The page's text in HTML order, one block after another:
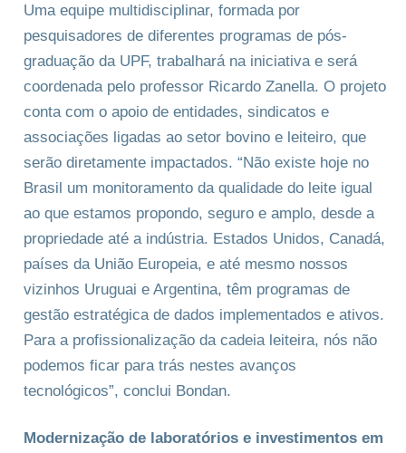
Uma equipe multidisciplinar, formada por
pesquisadores de diferentes programas de pós-
graduação da UPF, trabalhará na iniciativa e será
coordenada pelo professor Ricardo Zanella. O projeto
conta com o apoio de entidades, sindicatos e
associações ligadas ao setor bovino e leiteiro, que
serão diretamente impactados. “Não existe hoje no
Brasil um monitoramento da qualidade do leite igual
ao que estamos propondo, seguro e amplo, desde a
propriedade até a indústria. Estados Unidos, Canadá,
países da União Europeia, e até mesmo nossos
vizinhos Uruguai e Argentina, têm programas de
gestão estratégica de dados implementados e ativos.
Para a profissionalização da cadeia leiteira, nós não
podemos ficar para trás nestes avanços
tecnológicos”, conclui Bondan.
Modernização de laboratórios e investimentos em